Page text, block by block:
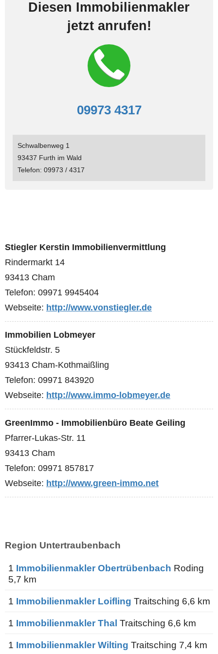
Diesen Immobilienmakler
jetzt anrufen!
09973 4317
Schwalbenweg 1
93437 Furth im Wald
Telefon: 09973 / 4317
Stiegler Kerstin Immobilienvermittlung
Rindermarkt 14
93413 Cham
Telefon: 09971 9945404
Webseite: http://www.vonstiegler.de
Immobilien Lobmeyer
Stückfeldstr. 5
93413 Cham-Kothmaißling
Telefon: 09971 843920
Webseite: http://www.immo-lobmeyer.de
GreenImmo - Immobilienbüro Beate Geiling
Pfarrer-Lukas-Str. 11
93413 Cham
Telefon: 09971 857817
Webseite: http://www.green-immo.net
Region Untertraubenbach
1 Immobilienmakler Obertrübenbach Roding
5,7 km
1 Immobilienmakler Loifling Traitsching 6,6 km
1 Immobilienmakler Thal Traitsching 6,6 km
1 Immobilienmakler Wilting Traitsching 7,4 km